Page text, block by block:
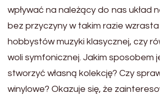
wpływać na należący do nas układ
bez przyczyny w takim razie
hobbystów muzyki klasycznej, czy
woli symfonicznej. Jakim sposobem
stworzyć własną kolekcję? Czy
winylowe? Okazuje się, że